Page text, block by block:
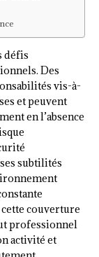
défis
Des
vis-à-
et peuvent
en l’absence
subtilités
couverture
professionnel
activité et